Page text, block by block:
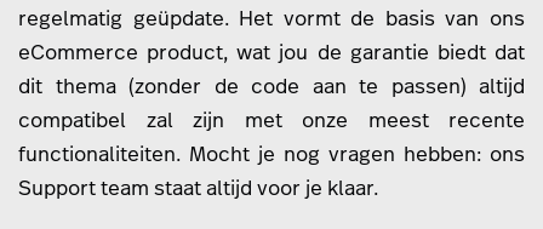
regelmatig geüpdate. Het vormt de basis van ons
eCommerce product, wat jou de garantie biedt dat
dit thema (zonder de code aan te passen) altijd
compatibel zal zijn met onze meest recente
functionaliteiten. Mocht je nog vragen hebben: ons
Support team staat altijd voor je klaar.